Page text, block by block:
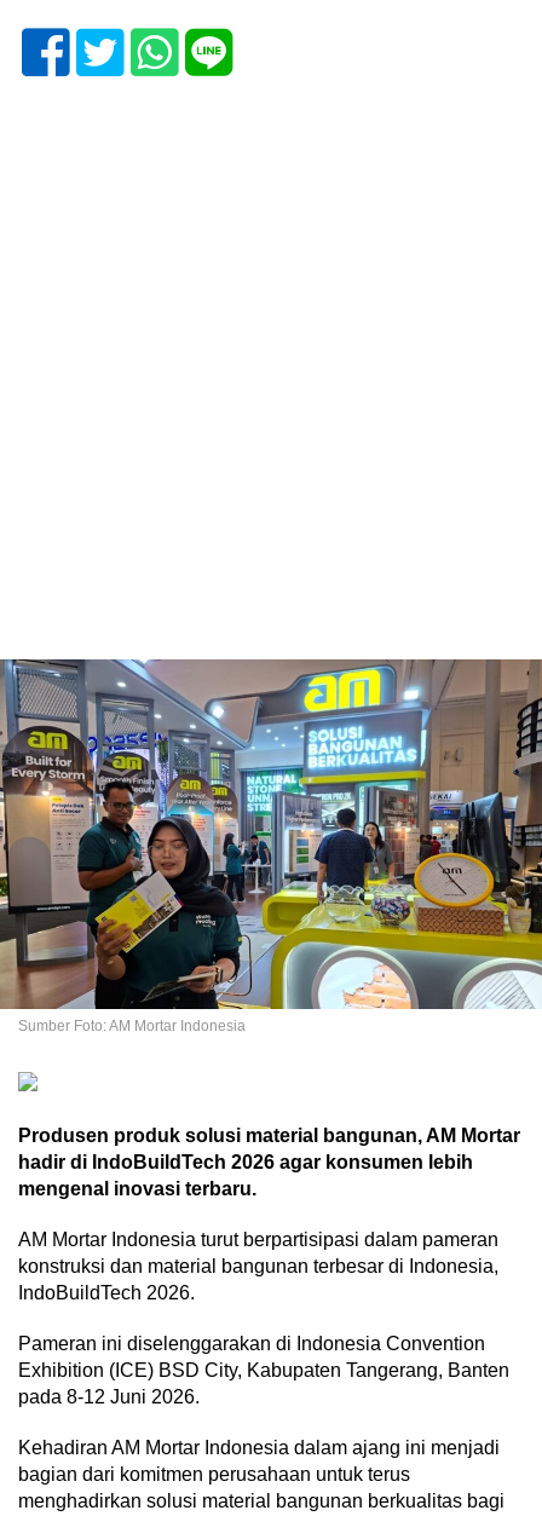
Sumber Foto: AM Mortar Indonesia
Produsen produk solusi material bangunan, AM Mortar
hadir di IndoBuildTech 2026 agar konsumen lebih
mengenal inovasi terbaru.
AM Mortar Indonesia turut berpartisipasi dalam pameran
konstruksi dan material bangunan terbesar di Indonesia,
IndoBuildTech 2026.
Pameran ini diselenggarakan di Indonesia Convention
Exhibition (ICE) BSD City, Kabupaten Tangerang, Banten
pada 8-12 Juni 2026.
Kehadiran AM Mortar Indonesia dalam ajang ini menjadi
bagian dari komitmen perusahaan untuk terus
menghadirkan solusi material bangunan berkualitas bagi